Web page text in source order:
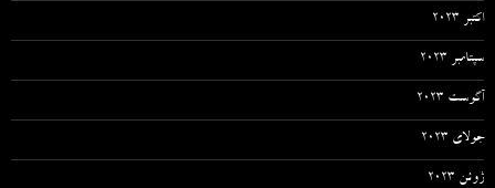
اکتبر 2023
سپتامبر 2023
آگوست 2023
جولای 2023
ژوئن 2023